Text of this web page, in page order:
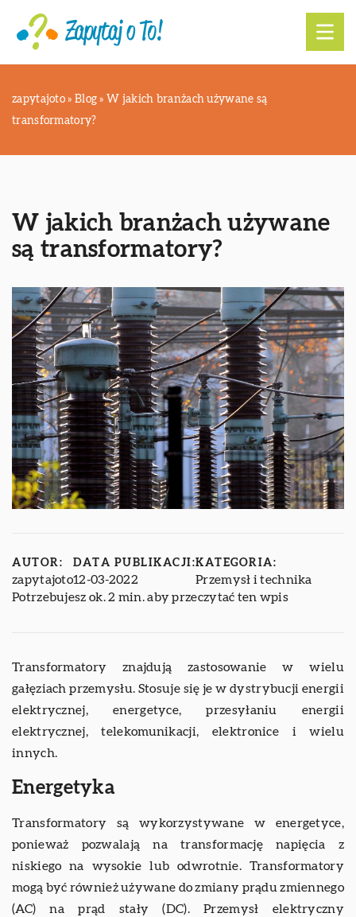
zapytajoto » Blog » W jakich branżach używane są
transformatory?
W jakich branżach używane
są transformatory?
AUTOR:
zapytajoto
DATA PUBLIKACJI:
12-03-2022
KATEGORIA:
Przemysł i technika
Potrzebujesz ok. 2 min. aby przeczytać ten wpis
Transformatory znajdują zastosowanie w wielu
gałęziach przemysłu. Stosuje się je w dystrybucji energii
elektrycznej, energetyce, przesyłaniu energii
elektrycznej, telekomunikacji, elektronice i wielu
innych.
Energetyka
Transformatory są wykorzystywane w energetyce,
ponieważ pozwalają na transformację napięcia z
niskiego na wysokie lub odwrotnie. Transformatory
mogą być również używane do zmiany prądu zmiennego
(AC) na prąd stały (DC). Przemysł elektryczny